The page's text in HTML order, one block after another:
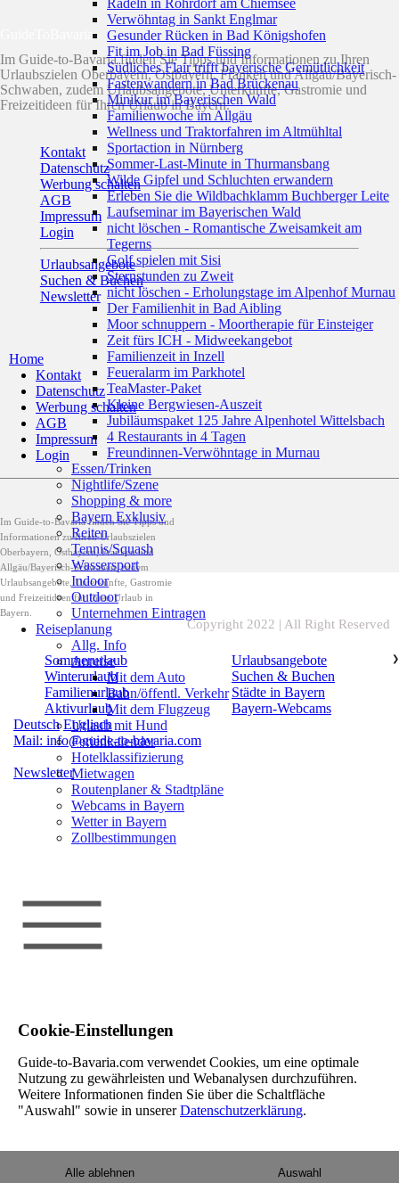
GuideToBavaria
Im Guide-to-Bavaria finden Sie Tipps und Informationen zu Ihren
Urlaubszielen Oberbayern, Ostbayern, Franken und Allgäu/Bayerisch-
Schwaben, zudem Urlaubsangebote, Unterkünfte, Gastromie und
Freizeitideen für Ihren Urlaub in Bayern.
Kontakt
Datenschutz
Werbung schalten
AGB
Impressum
Login
Urlaubsangebote
Suchen & Buchen
Newsletter
Home
Kontakt
Datenschutz
Werbung schalten
AGB
Impressum
Login
Im Guide-to-Bavaria finden Sie Tipps und
Informationen zu Ihren Urlaubszielen
Oberbayern, Ostbayern, Franken und
Allgäu/Bayerisch-Schwaben, zudem
Urlaubsangebote, Unterkünfte, Gastromie
und Freizeitideen für Ihren Urlaub in
Bayern.
Sommerurlaub
Winterurlaub
Familienurlaub
Aktivurlaub
Urlaubsangebote
Suchen & Buchen
Städte in Bayern
Bayern-Webcams
Deutsch Englisch
Mail: info@guide-to-bavaria.com
Newsletter
Copyright 2022 | All Right Reserved
Radeln in Rohrdorf am Chiemsee
Verwöhntag in Sankt Englmar
Gesunder Rücken in Bad Königshofen
Fit im Job in Bad Füssing
Südliches Flair trifft bayerische Gemütlichkeit
Fastenwandern in Bad Brückenau
Minikur im Bayerischen Wald
Familienwoche im Allgäu
Wellness und Traktorfahren im Altmühltal
Sportaction in Nürnberg
Sommer-Last-Minute in Thurmansbang
Wilde Gipfel und Schluchten erwandern
Erleben Sie die Wildbachklamm Buchberger Leite
Laufseminar im Bayerischen Wald
nicht löschen - Romantische Zweisamkeit am
Tegerns
Golf spielen mit Sisi
Sternstunden zu Zweit
nicht löschen - Erholungstage im Alpenhof Murnau
Der Familienhit in Bad Aibling
Moor schnuppern - Moortherapie für Einsteiger
Zeit fürs ICH - Midweekangebot
Familienzeit in Inzell
Feueralarm im Parkhotel
TeaMaster-Paket
Kleine Bergwiesen-Auszeit
Jubiläumspaket 125 Jahre Alpenhotel Wittelsbach
4 Restaurants in 4 Tagen
Freundinnen-Verwöhntage in Murnau
Essen/Trinken
Nightlife/Szene
Shopping & more
Bayern Exklusiv
Reiten
Tennis/Squash
Wassersport
Indoor
Outdoor
Unternehmen Eintragen
Reiseplanung
Allg. Info
Anreise
❯
Mit dem Auto
Bahn/öffentl. Verkehr
Mit dem Flugzeug
Urlaub mit Hund
Ferienkalender
Hotelklassifizierung
Mietwagen
Routenplaner & Stadtpläne
Webcams in Bayern
Wetter in Bayern
Zollbestimmungen
Cookie-Einstellungen
Guide-to-Bavaria.com verwendet Cookies, um eine optimale
Nutzung zu gewährleisten und Webanalysen durchzuführen.
Weitere Informationen finden Sie über die Schaltfläche
"Auswahl" sowie in unsererDatenschutzerklärung.
Auswahl
Alle ablehnen